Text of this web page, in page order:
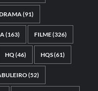
(91)
(163) FILME(326)
HQ(46) HQS(61)
(52)